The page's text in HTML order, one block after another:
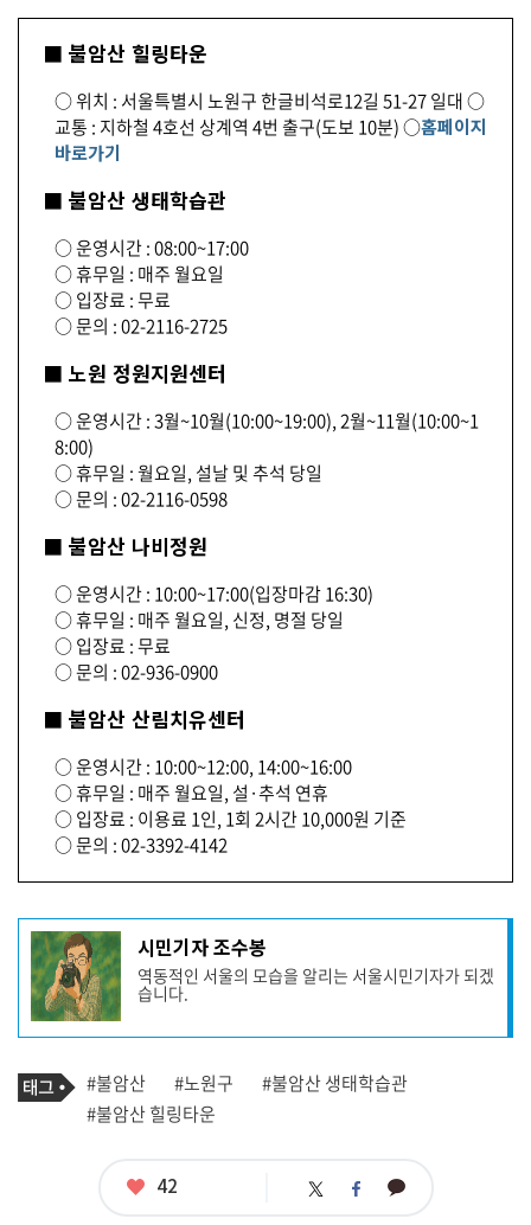
■ 불암산 힐링타운
○ 위치 : 서울특별시 노원구 한글비석로12길 51-27 일대 ○
교통 : 지하철 4호선 상계역 4번 출구(도보 10분) ○홈페이지
바로가기
■ 불암산 생태학습관
○ 운영시간 : 08:00~17:00
○ 휴무일 : 매주 월요일
○ 입장료 : 무료
○ 문의 : 02-2116-2725
■ 노원 정원지원센터
○ 운영시간 : 3월~10월(10:00~19:00), 2월~11월(10:00~1
8:00)
○ 휴무일 : 월요일, 설날 및 추석 당일
○ 문의 : 02-2116-0598
■ 불암산 나비정원
○ 운영시간 : 10:00~17:00(입장마감 16:30)
○ 휴무일 : 매주 월요일, 신정, 명절 당일
○ 입장료 : 무료
○ 문의 : 02-936-0900
■ 불암산 산림치유센터
○ 운영시간 : 10:00~12:00, 14:00~16:00
○ 휴무일 : 매주 월요일, 설·추석 연휴
○ 입장료 : 이용료 1인, 1회 2시간 10,000원 기준
○ 문의 : 02-3392-4142
기
사
작
성
자
프
필
시민기자 조수봉
역동적인 서울의 모습을 알리는 서울시민기자가 되겠
습니다.
기
사
관
련
태
그
#불암산 #노원구
#불암산 생태학습관
#불암산 힐링타운
좋
42 트 페 카